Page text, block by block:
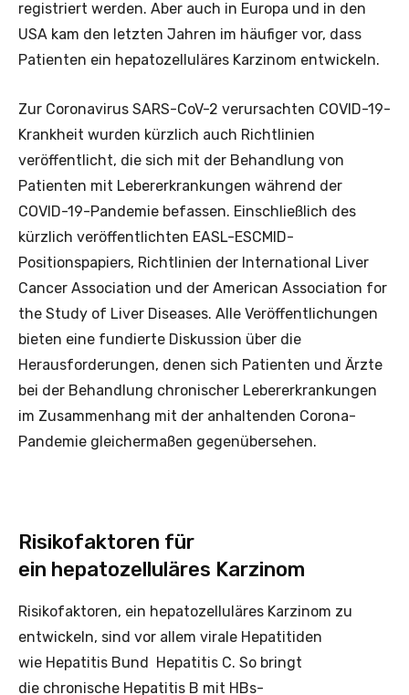
registriert werden. Aber auch in Europa und in den
USA kam den letzten Jahren im häufiger vor, dass
Patienten ein hepatozelluläres Karzinom entwickeln.
Zur Coronavirus SARS-CoV-2 verursachten COVID-19-
Krankheit wurden kürzlich auch Richtlinien
veröffentlicht, die sich mit der Behandlung von
Patienten mit Lebererkrankungen während der
COVID-19-Pandemie befassen. Einschließlich des
kürzlich veröffentlichten EASL-ESCMID-
Positionspapiers, Richtlinien der International Liver
Cancer Association und der American Association for
the Study of Liver Diseases. Alle Veröffentlichungen
bieten eine fundierte Diskussion über die
Herausforderungen, denen sich Patienten und Ärzte
bei der Behandlung chronischer Lebererkrankungen
im Zusammenhang mit der anhaltenden Corona-
Pandemie gleichermaßen gegenübersehen.
Risikofaktoren für
ein hepatozelluläres Karzinom
Risikofaktoren, ein hepatozelluläres Karzinom zu
entwickeln, sind vor allem virale Hepatitiden
wie Hepatitis Bund Hepatitis C. So bringt
die chronische Hepatitis B mit HBs-